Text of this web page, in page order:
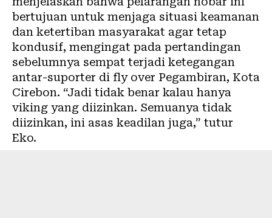
bertujuan untuk menjaga situasi keamanan
dan ketertiban masyarakat agar tetap
kondusif, mengingat pada pertandingan
sebelumnya sempat terjadi ketegangan
antar-suporter di fly over Pegambiran, Kota
Cirebon. “Jadi tidak benar kalau hanya
viking yang diizinkan. Semuanya tidak
diizinkan, ini asas keadilan juga,” tutur
Eko.